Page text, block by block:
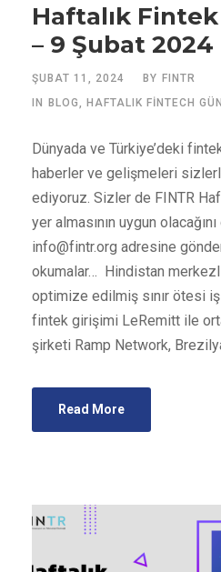
Haftalık
– 9 Şubat 2024
ŞUBAT 11, 2024 BY FINTR
IN BLOG HAFTALIK FINTECH
Dünyada ve Türkiye’deki
haberler ve gelişmeleri
ediyoruz. Sizler de FINTR
yer almasının uygun
info@fintr.org adresine
okumalar… Hindistan
optimize edilmiş sınır ötesi
fintek girişimi LeRemitt ile
şirketi Ramp Network,
Read More